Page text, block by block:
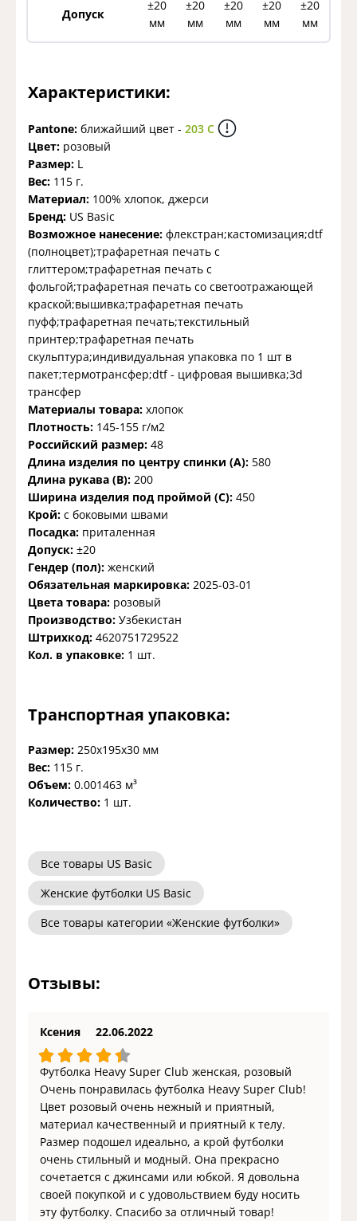
Допуск
±20
мм
±20
мм
±20
мм
±20
мм
±20
мм
Характеристики:
Pantone: ближайший цвет - 203 C
Цвет: розовый
Размер: L
Вес: 115 г.
Материал: 100% хлопок, джерси
Бренд: US Basic
Возможное нанесение: флекстран;кастомизация;dtf
(полноцвет);трафаретная печать с
глиттером;трафаретная печать с
фольгой;трафаретная печать со светоотражающей
краской;вышивка;трафаретная печать
пуфф;трафаретная печать;текстильный
принтер;трафаретная печать
скульптура;индивидуальная упаковка по 1 шт в
пакет;термотрансфер;dtf - цифровая вышивка;3d
трансфер
Материалы товара: хлопок
Плотность: 145-155 г/м2
Российский размер: 48
Длина изделия по центру спинки (A): 580
Длина рукава (B): 200
Ширина изделия под проймой (С): 450
Крой: с боковыми швами
Посадка: приталенная
Допуск: ±20
Гендер (пол): женский
Обязательная маркировка: 2025-03-01
Цвета товара: розовый
Производство: Узбекистан
Штрихкод: 4620751729522
Кол. в упаковке: 1 шт.
Транспортная упаковка:
Размер: 250x195x30 мм
Вес: 115 г.
Объем: 0.001463 м³
Количество: 1 шт.
Все товары US Basic
Женские футболки US Basic
Все товары категории «Женские футболки»
Отзывы:
Ксения 22.06.2022
Футболка Heavy Super Club женская, розовый
Очень понравилась футболка Heavy Super Club!
Цвет розовый очень нежный и приятный,
материал качественный и приятный к телу.
Размер подошел идеально, а крой футболки
очень стильный и модный. Она прекрасно
сочетается с джинсами или юбкой. Я довольна
своей покупкой и с удовольствием буду носить
эту футболку. Спасибо за отличный товар!